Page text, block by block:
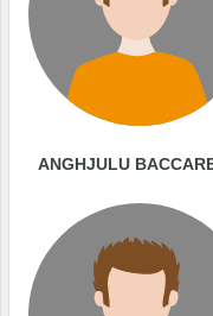
ANGHJULU